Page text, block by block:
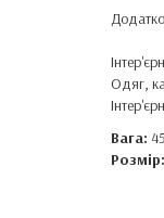
Одяг,
Вага:
Розмір: